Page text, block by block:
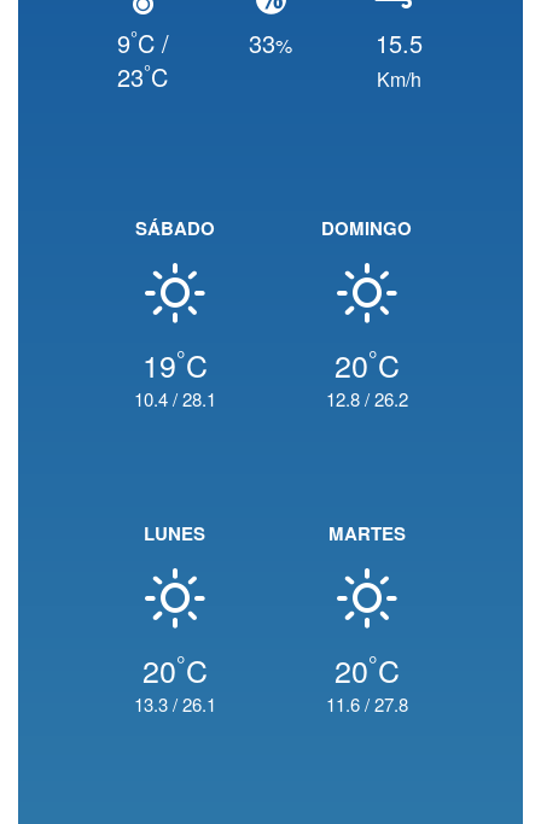
9°C /
23°C
33% 15.5
Km/h
SÁBADO
19°C
10.4/28.1
DOMINGO
20°C
12.8/26.2
LUNES
20°C
13.3/26.1
MARTES
20°C
11.6/27.8